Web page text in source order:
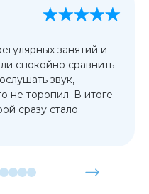
занятий и
спокойно сравнить
звук,
не торопил. В итоге
сразу стало